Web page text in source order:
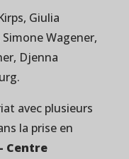
Giulia
Wagener,
Djenna
avec plusieurs
la prise en
Centre